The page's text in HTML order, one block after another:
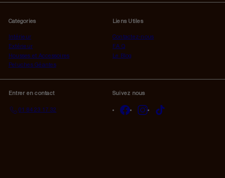
notre
Catégories
Intérieur
Extérieur
Housses et Accessoires
Peluches Géantes
Liens Utiles
Contactez-nous
F.A.Q
Le Blog
Entrer en contact
01 84 23 17 32
Suivez nous
FacebookInstagram